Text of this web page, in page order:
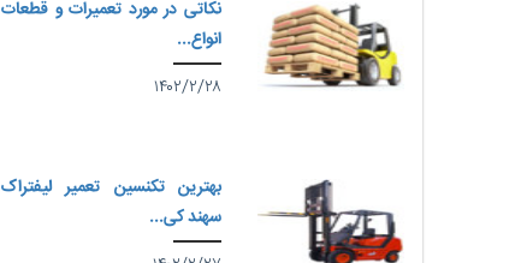
نکاتی در مورد تعمیرات و قطعات
انواع...
۱۴۰۲/۲/۲۸
بهترین تکنسین تعمیر لیفتراک
سهند کی...